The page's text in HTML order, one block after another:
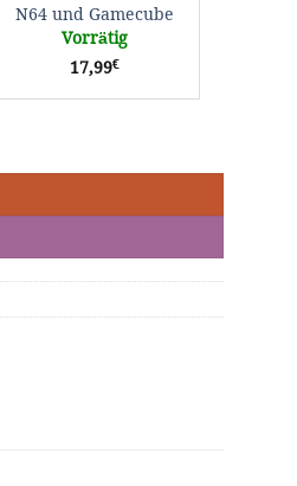
N64 und Gamecube
Vorrätig
17,99€